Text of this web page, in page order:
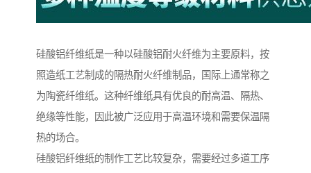
硅酸铝纤维纸是一种以硅酸铝耐火纤维为主要原料，按
照造纸工艺制成的隔热耐火纤维制品，国际上通常称之
为陶瓷纤维纸。这种纤维纸具有优良的耐高温、隔热、
绝缘等性能，因此被广泛应用于高温环境和需要保温隔
热的场合。
硅酸铝纤维纸的制作工艺比较复杂，需要经过多道工序